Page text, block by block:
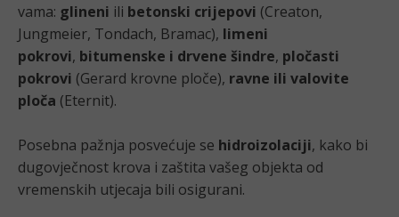
vama: glineni ili betonski crijepovi (Creaton,
Jungmeier, Tondach, Bramac), limeni
pokrovi, bitumenske i drvene šindre, pločasti
pokrovi (Gerard krovne ploče), ravne ili valovite
ploča (Eternit).
Posebna pažnja posvećuje se hidroizolaciji, kako bi
dugovječnost krova i zaštita vašeg objekta od
vremenskih utjecaja bili osigurani.